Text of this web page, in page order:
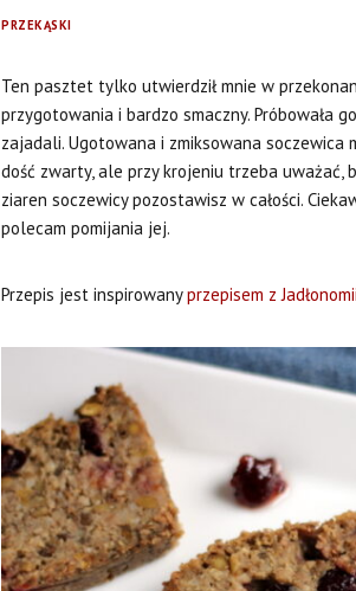
PRZEKĄSKI
Ten pasztet tylko utwierdził mnie w
przygotowania i bardzo smaczny. Próbowała
zajadali. Ugotowana i zmiksowana soczewica
dość zwarty, ale przy krojeniu trzeba uważać,
ziaren soczewicy pozostawisz w całości.
polecam pomijania jej.
Przepis jest inspirowanyprzepisem z Jadłonomii